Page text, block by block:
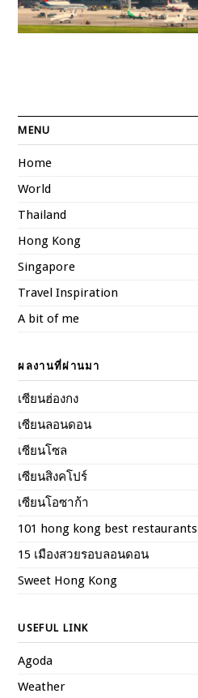
MENU
Home
World
Thailand
Hong Kong
Singapore
Travel Inspiration
A bit of me
ผลงานที่ผ่านมา
เซียนฮ่องกง
เซียนลอนดอน
เซียนโซล
เซียนสิงคโปร์
เซียนโอซาก้า
101 hong kong best restaurants
15 เมืองสวยรอบลอนดอน
Sweet Hong Kong
USEFUL LINK
Agoda
Weather